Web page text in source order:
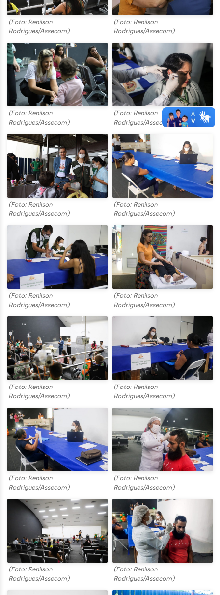
(Foto: Renilson
Rodrigues/Assecom)
(Foto: Renilson
Rodrigues/Assecom)
(Foto: Renilson
Rodrigues/Assecom)
(Foto: Renilson
Rodrigues/Assecom)
(Foto: Renilson
Rodrigues/Assecom)
(Foto: Renilson
Rodrigues/Assecom)
(Foto: Renilson
Rodrigues/Assecom)
(Foto: Renilson
Rodrigues/Assecom)
(Foto: Renilson
Rodrigues/Assecom)
(Foto: Renilson
Rodrigues/Assecom)
(Foto: Renilson
Rodrigues/Assecom)
(Foto: Renilson
Rodrigues/Assecom)
(Foto: Renilson
Rodrigues/Assecom)
(Foto: Renilson
Rodrigues/Assecom)